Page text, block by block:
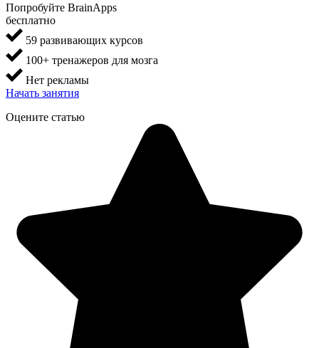
Попробуйте BrainApps
бесплатно
59 развивающих курсов
100+ тренажеров для мозга
Нет рекламы
Начать занятия
Оцените статью